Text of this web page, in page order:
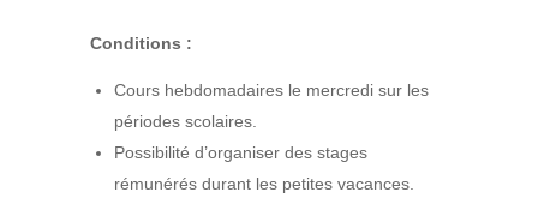
Conditions :
Cours hebdomadaires le mercredi sur les
périodes scolaires.
Possibilité d’organiser des stages
rémunérés durant les petites vacances.